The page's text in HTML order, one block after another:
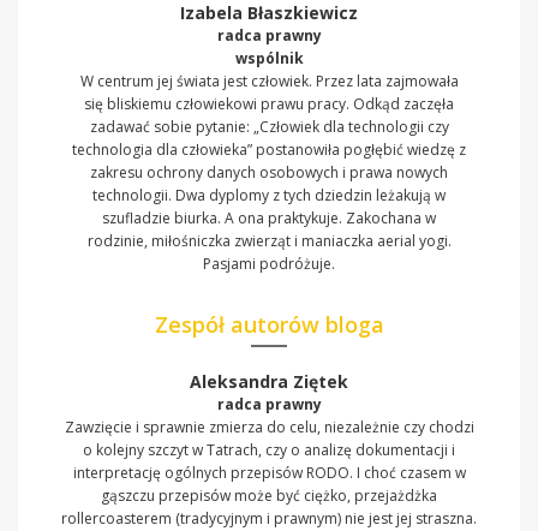
Izabela Błaszkiewicz
radca prawny
wspólnik
W centrum jej świata jest człowiek. Przez lata zajmowała
się bliskiemu człowiekowi prawu pracy. Odkąd zaczęła
zadawać sobie pytanie: „Człowiek dla technologii czy
technologia dla człowieka” postanowiła pogłębić wiedzę z
zakresu ochrony danych osobowych i prawa nowych
technologii. Dwa dyplomy z tych dziedzin leżakują w
szufladzie biurka. A ona praktykuje. Zakochana w
rodzinie, miłośniczka zwierząt i maniaczka aerial yogi.
Pasjami podróżuje.
Zespół autorów bloga
Aleksandra Ziętek
radca prawny
Zawzięcie i sprawnie zmierza do celu, niezależnie czy chodzi
o kolejny szczyt w Tatrach, czy o analizę dokumentacji i
interpretację ogólnych przepisów RODO. I choć czasem w
gąszczu przepisów może być ciężko, przejażdżka
rollercoasterem (tradycyjnym i prawnym) nie jest jej straszna.